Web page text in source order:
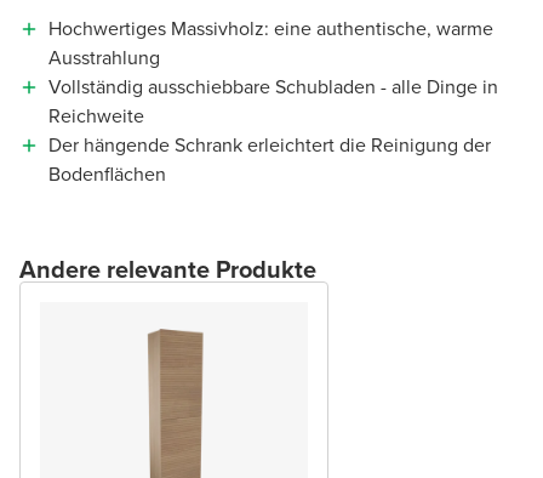
Hochwertiges Massivholz: eine authentische, warme
Ausstrahlung
Vollständig ausschiebbare Schubladen - alle Dinge in
Reichweite
Der hängende Schrank erleichtert die Reinigung der
Bodenflächen
Andere relevante Produkte